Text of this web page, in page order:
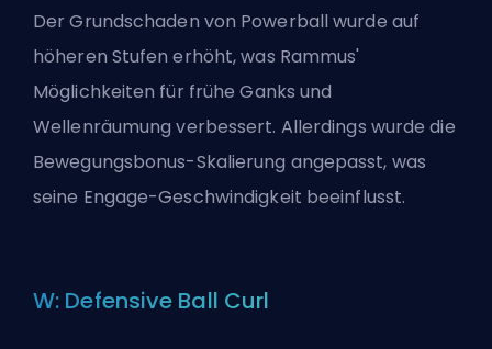
Der Grundschaden von Powerball wurde auf
höheren Stufen erhöht, was Rammus'
Möglichkeiten für frühe Ganks und
Wellenräumung verbessert. Allerdings wurde die
Bewegungsbonus-Skalierung angepasst, was
seine Engage-Geschwindigkeit beeinflusst.
W: Defensive Ball Curl